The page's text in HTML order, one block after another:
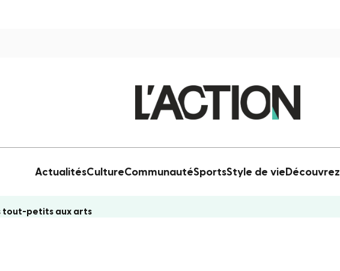
ActualitésCultureCommunautéSportsStyle de vie Découvrez
tout-petits aux arts